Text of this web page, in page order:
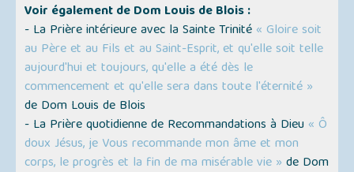
Voir également de Dom Louis de Blois :
- La Prière intérieure avec la Sainte Trinité « Gloire soit
au Père et au Fils et au Saint-Esprit, et qu'elle soit telle
aujourd'hui et toujours, qu'elle a été dès le
commencement et qu'elle sera dans toute l'éternité »
de Dom Louis de Blois
- La Prière quotidienne de Recommandations à Dieu « Ô
doux Jésus, je Vous recommande mon âme et mon
corps, le progrès et la fin de ma misérable vie » de Dom